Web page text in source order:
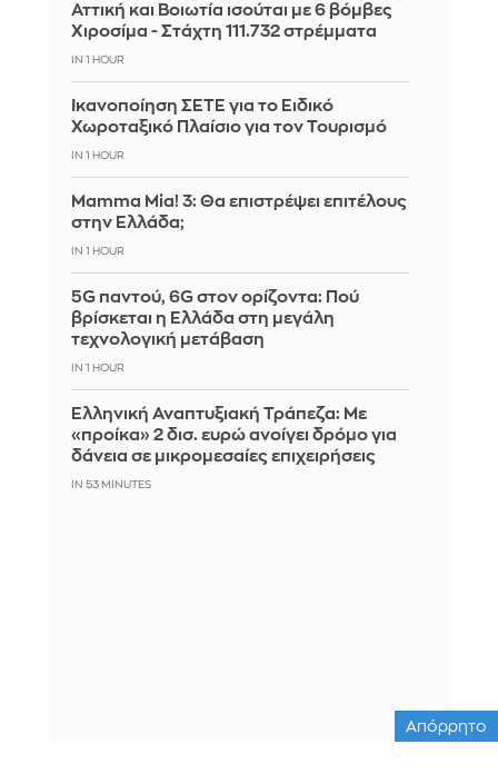
Αττική και Βοιωτία ισούται με 6 βόμβες
Χιροσίμα - Στάχτη 111.732 στρέμματα
IN 1 HOUR
Ικανοποίηση ΣΕΤΕ για το Ειδικό
Χωροταξικό Πλαίσιο για τον Τουρισμό
IN 1 HOUR
Mamma Mia! 3: Θα επιστρέψει επιτέλους
στην Ελλάδα;
IN 1 HOUR
5G παντού, 6G στον ορίζοντα: Πού
βρίσκεται η Ελλάδα στη μεγάλη
τεχνολογική μετάβαση
IN 1 HOUR
Ελληνική Αναπτυξιακή Τράπεζα: Με
«προίκα» 2 δισ. ευρώ ανοίγει δρόμο για
δάνεια σε μικρομεσαίες επιχειρήσεις
IN 53 MINUTES
Απόρρητο